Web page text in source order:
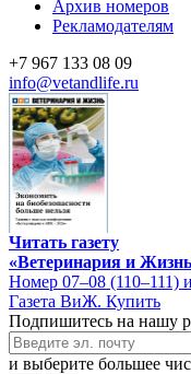
Архив номеров
Рекламодателям
+7 967 133 08 09
info@vetandlife.ru
Читать газету
«Ветеринария и
Номер 07–08 (110–111)
Газета ВиЖ. Купить
Подпишитесь на нашу
и выберите большее